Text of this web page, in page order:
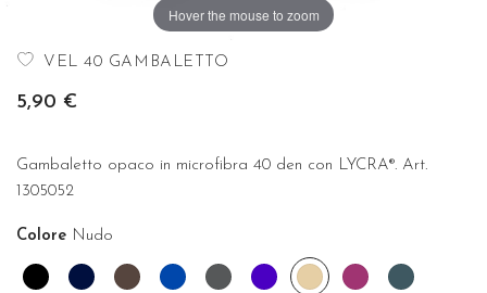
Hover the mouse to zoom
VEL 40 GAMBALETTO
5,90 €
Gambaletto opaco in microfibra 40 den con LYCRA®. Art.
1305052
Colore Nudo
Nero Blu CioccolatoCobaltoFume' IndacoNudo OrchideaOttanio